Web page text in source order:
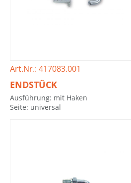
Art.Nr.: 417083.001
ENDSTÜCK
Ausführung: mit Haken
Seite: universal